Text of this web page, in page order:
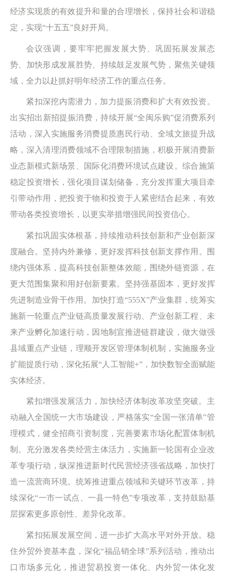
经济实现质的有效提升和量的合理增长，保持社会和谐稳
定，实现“十五五”良好开局。
会议强调，要牢牢把握发展大势、巩固拓展发展态
势、加快形成发展胜势、持续鼓足发展气势，聚焦关键领
域，全力以赴抓好明年经济工作的重点任务。
紧扣深挖内需潜力，加力提振消费和扩大有效投资。
出实招出新招提振消费，持续开展“全闽乐购”促消费系列
活动，深入实施服务消费提质惠民行动、全域文旅提升战
略，深入清理消费领域不合理限制措施，积极开展消费新
业态新模式新场景、国际化消费环境试点建设。综合施策
稳定投资增长，强化项目谋划储备，充分发挥重大项目牵
引带动作用，把投资于物和投资于人紧密结合起来，有效
带动各类投资增长，以更实举措增强民间投资信心。
紧扣巩固实体根基，持续推动科技创新和产业创新深
度融合。坚持内外兼修，更好发挥科技创新支撑作用。围
绕内强体系，提高科技创新整体效能，围绕外链资源，在
更大范围集聚和用好创新要素。坚持强基固本，更好发挥
先进制造业骨干作用。加快打造“555X”产业集群，统筹实
施新一轮重点产业链高质量发展行动、产业创新工程、未
来产业孵化加速行动，因地制宜推进链群建设，做大做强
县域重点产业链，理顺开发区管理体制机制，实施服务业
扩能提质行动，深化拓展“人工智能+”，加快数智全面赋能
实体经济。
紧扣增强发展活力，加快经济体制改革攻坚突破。主
动融入全国统一大市场建设，严格落实“全国一张清单”管
理模式，健全招商引资制度，完善要素市场化配置体制机
制。充分激发各类经营主体活力，实施新一轮国有企业改
革专项行动，纵深推进新时代民营经济强省战略，加快打
造一流营商环境。统筹推进重点领域和关键环节改革，持
续深化“一市一试点、一县一特色”专项改革，支持鼓励基
层探索更多原创性、差异化改革。
紧扣拓展发展空间，进一步扩大高水平对外开放。稳
住外贸外资基本盘，深化“福品销全球”系列活动，推动出
口市场多元化，推进贸易投资一体化、内外贸一体化发